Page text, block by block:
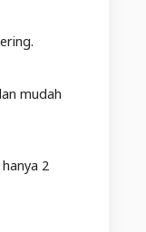
mudah
2